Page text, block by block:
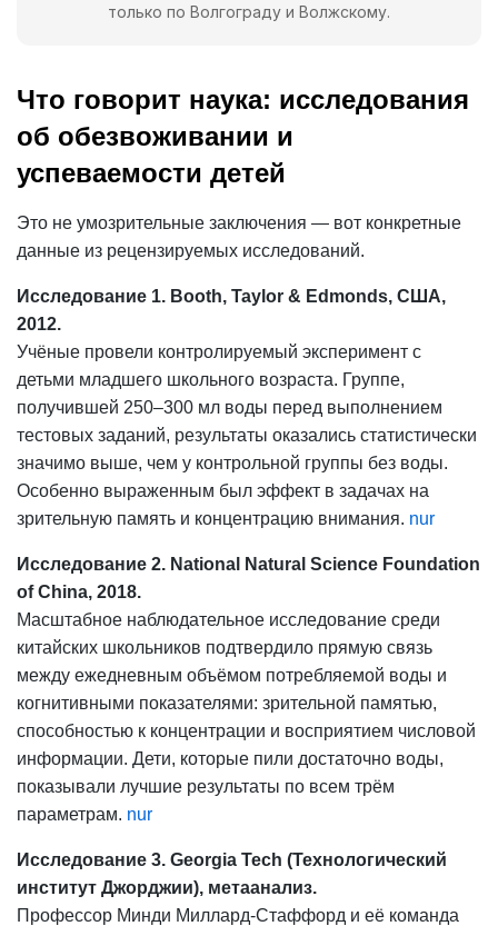
только по Волгограду и Волжскому.
Что говорит наука: исследования
об обезвоживании и
успеваемости детей
Это не умозрительные заключения — вот конкретные
данные из рецензируемых исследований.
Исследование 1. Booth, Taylor & Edmonds, США,
2012.
Учёные провели контролируемый эксперимент с
детьми младшего школьного возраста. Группе,
получившей 250–300 мл воды перед выполнением
тестовых заданий, результаты оказались статистически
значимо выше, чем у контрольной группы без воды.
Особенно выраженным был эффект в задачах на
зрительную память и концентрацию внимания. nur
Исследование 2. National Natural Science Foundation
of China, 2018.
Масштабное наблюдательное исследование среди
китайских школьников подтвердило прямую связь
между ежедневным объёмом потребляемой воды и
когнитивными показателями: зрительной памятью,
способностью к концентрации и восприятием числовой
информации. Дети, которые пили достаточно воды,
показывали лучшие результаты по всем трём
параметрам. nur
Исследование 3. Georgia Tech (Технологический
институт Джорджии), метаанализ.
Профессор Минди Миллард-Стаффорд и её команда